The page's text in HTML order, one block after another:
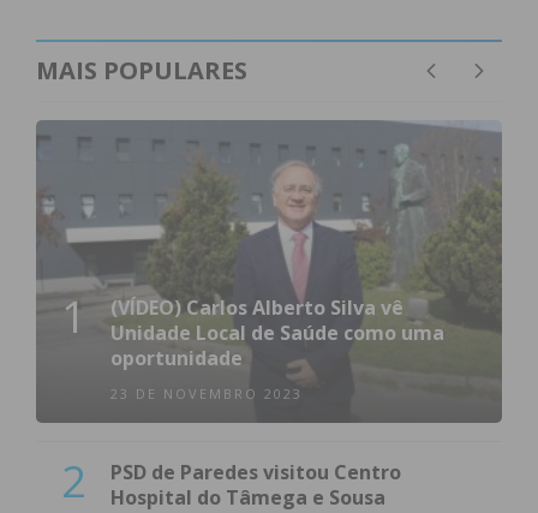
MAIS POPULARES
1
(VÍDEO) Carlos Alberto Silva vê
Unidade Local de Saúde como uma
oportunidade
23 DE NOVEMBRO 2023
2
PSD de Paredes visitou Centro
Hospital do Tâmega e Sousa